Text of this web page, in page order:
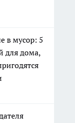
в мусор: 5
для дома,